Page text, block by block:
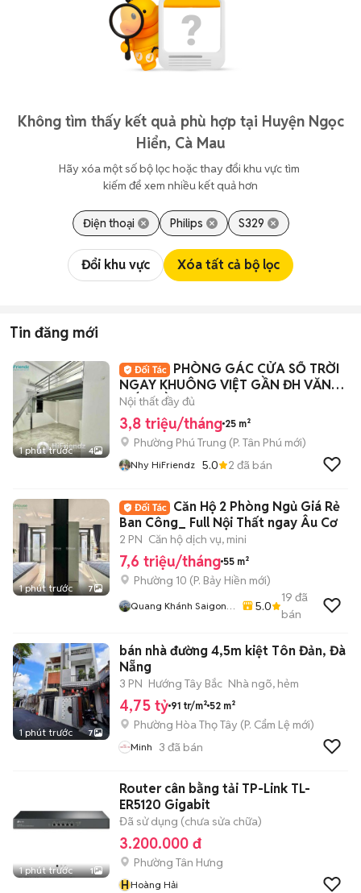
Không tìm thấy kết quả phù hợp tại Huyện Ngọc
Hiển, Cà Mau
Hãy xóa một số bộ lọc hoặc thay đổi khu vực tìm
kiếm để xem nhiều kết quả hơn
Điện thoại Philips S329
Đổi khu vực Xóa tất cả bộ lọc
Tin đăng mới
1 phút trước 4
PHÒNG GÁC CỬA SỔ TRỜI
NGAY KHUÔNG VIỆT GẦN ĐH VĂN
HIẾN, ĐẦM SEN, Q10
Nội thất đầy đủ
3,8 triệu/tháng 25 m²
Phường Phú Trung (P. Tân Phú mới)
Nhy HiFriendz 5.0 2 đã bán
1 phút trước 7
Căn Hộ 2 Phòng Ngủ Giá Rẻ
Ban Công_ Full Nội Thất ngay Âu Cơ
2 PN Căn hộ dịch vụ, mini
7,6 triệu/tháng 55 m²
Phường 10 (P. Bảy Hiền mới)
Quang Khánh Saigon
5.0
19 đã
bán
1 phút trước 7
bán nhà đường 4,5m kiệt Tôn Đản, Đà
Nẵng
3 PN Hướng Tây Bắc Nhà ngõ, hẻm
4,75 tỷ 91 tr/m² 52 m²
Phường Hòa Thọ Tây (P. Cẩm Lệ mới)
Minh 3 đã bán
1 phút trước 1
Router cân bằng tải TP-Link TL-
ER5120 Gigabit
Đã sử dụng (chưa sửa chữa)
3.200.000 đ
Phường Tân Hưng
HHoàng Hải